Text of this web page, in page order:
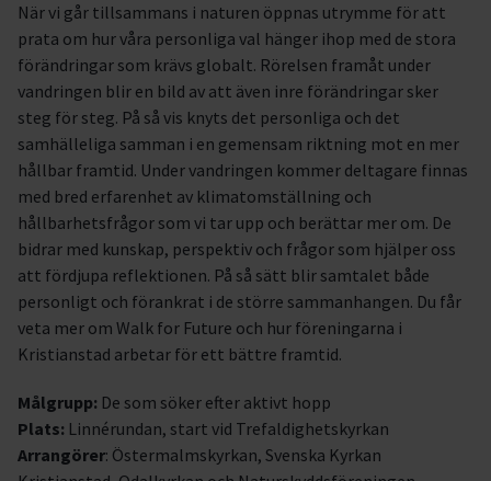
När vi går tillsammans i naturen öppnas utrymme för att
prata om hur våra personliga val hänger ihop med de stora
förändringar som krävs globalt. Rörelsen framåt under
vandringen blir en bild av att även inre förändringar sker
steg för steg. På så vis knyts det personliga och det
samhälleliga samman i en gemensam riktning mot en mer
hållbar framtid. Under vandringen kommer deltagare finnas
med bred erfarenhet av klimatomställning och
hållbarhetsfrågor som vi tar upp och berättar mer om. De
bidrar med kunskap, perspektiv och frågor som hjälper oss
att fördjupa reflektionen. På så sätt blir samtalet både
personligt och förankrat i de större sammanhangen. Du får
veta mer om Walk for Future och hur föreningarna i
Kristianstad arbetar för ett bättre framtid.
Målgrupp: De som söker efter aktivt hopp
Plats: Linnérundan, start vid Trefaldighetskyrkan
Arrangörer: Östermalmskyrkan, Svenska Kyrkan